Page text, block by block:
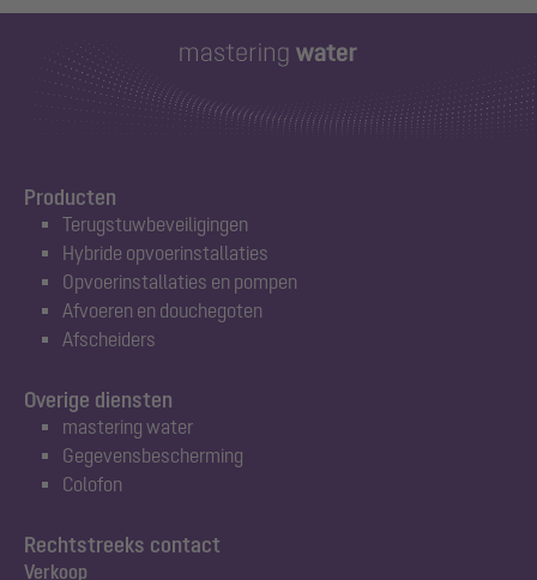
Producten
Terugstuwbeveiligingen
Hybride opvoerinstallaties
Opvoerinstallaties en pompen
Afvoeren en douchegoten
Afscheiders
Rechtstreeks contact
Verkoop
Overige diensten
mastering water
Gegevensbescherming
Colofon